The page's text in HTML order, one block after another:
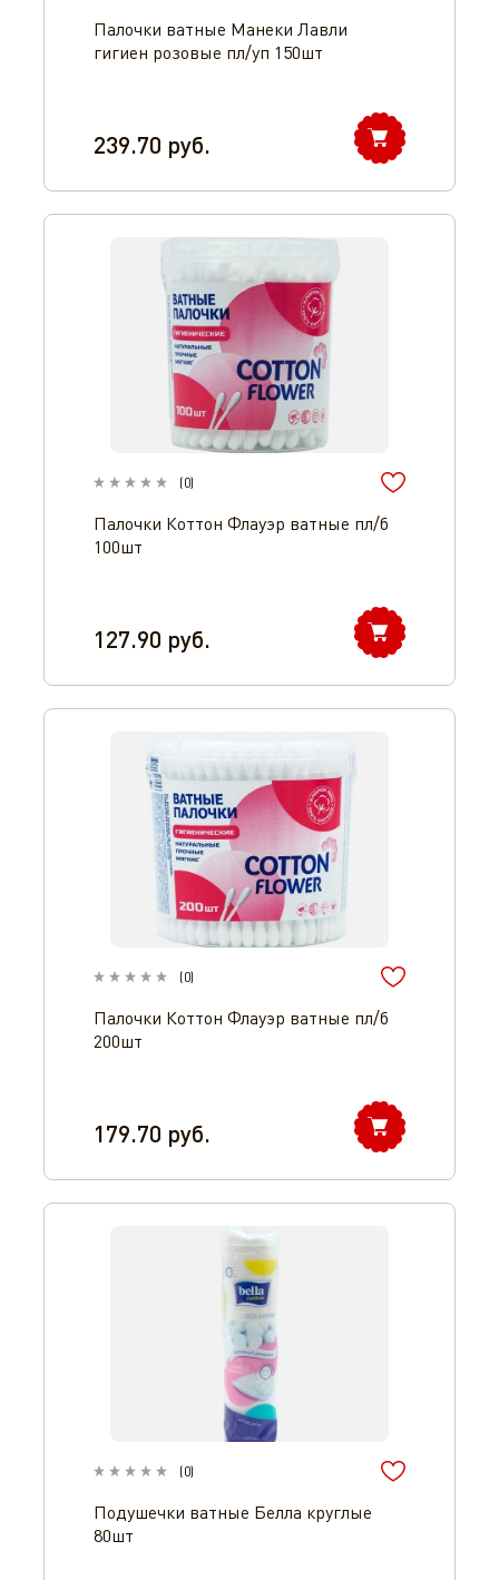
Палочки ватные Манеки Лавли
гигиен розовые пл/уп 150шт
239.70 руб.
(0)
Палочки Коттон Флауэр ватные пл/б
100шт
127.90 руб.
(0)
Палочки Коттон Флауэр ватные пл/б
200шт
179.70 руб.
(0)
Подушечки ватные Белла круглые
80шт